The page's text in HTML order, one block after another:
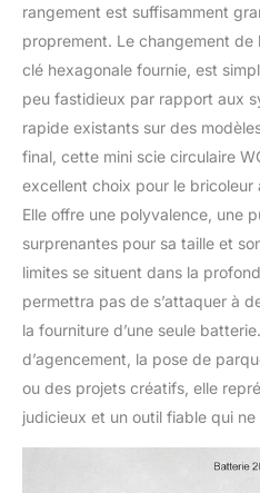
rangement est suffisamment
proprement. Le changement de
clé hexagonale fournie, est
peu fastidieux par rapport aux
rapide existants sur des
final, cette mini scie circulaire
excellent choix pour le bricoleur
Elle offre une polyvalence, une
surprenantes pour sa taille et
limites se situent dans la
permettra pas de s’attaquer à
la fourniture d’une seule
d’agencement, la pose de
ou des projets créatifs, elle
judicieux et un outil fiable qui